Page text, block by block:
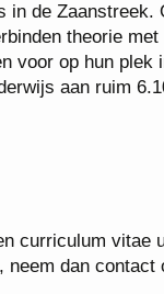
de
theorie
voor op hun plek
aan ruim
curriculum vitae
dan contact